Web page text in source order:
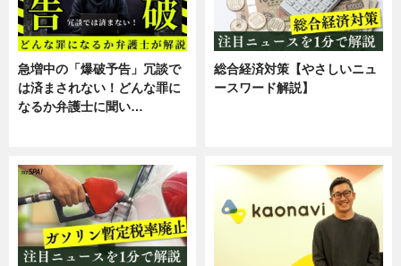
急増中の「爆破予告」冗談で
は済まされない！どんな罪に
なるか弁護士に聞い…
総合経済対策【やさしいニュ
ースワード解説】